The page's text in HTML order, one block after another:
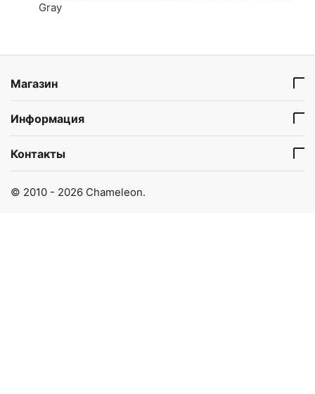
Gray
Магазин
Информация
Контакты
© 2010 - 2026 Chameleon.